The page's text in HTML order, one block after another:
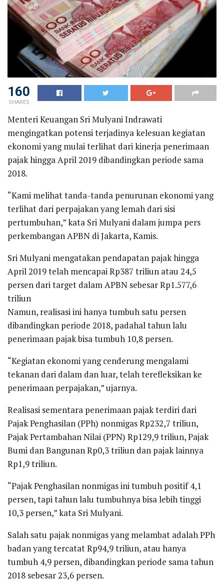
160
SHARES
Menteri Keuangan Sri Mulyani Indrawati
mengingatkan potensi terjadinya kelesuan kegiatan
ekonomi yang mulai terlihat dari kinerja penerimaan
pajak hingga April 2019 dibandingkan periode sama
2018.
“Kami melihat tanda-tanda penurunan ekonomi yang
terlihat dari perpajakan yang lemah dari sisi
pertumbuhan,” kata Sri Mulyani dalam jumpa pers
perkembangan APBN di Jakarta, Kamis.
Sri Mulyani mengatakan pendapatan pajak hingga
April 2019 telah mencapai Rp387 triliun atau 24,5
persen dari target dalam APBN sebesar Rp1.577,6
triliun
Namun, realisasi ini hanya tumbuh satu persen
dibandingkan periode 2018, padahal tahun lalu
penerimaan pajak bisa tumbuh 10,8 persen.
“Kegiatan ekonomi yang cenderung mengalami
tekanan dari dalam dan luar, telah terefleksikan ke
penerimaan perpajakan,” ujarnya.
Realisasi sementara penerimaan pajak terdiri dari
Pajak Penghasilan (PPh) nonmigas Rp232,7 triliun,
Pajak Pertambahan Nilai (PPN) Rp129,9 triliun, Pajak
Bumi dan Bangunan Rp0,3 triliun dan pajak lainnya
Rp1,9 triliun.
“Pajak Penghasilan nonmigas ini tumbuh positif 4,1
persen, tapi tahun lalu tumbuhnya bisa lebih tinggi
10,3 persen,” kata Sri Mulyani.
Salah satu pajak nonmigas yang melambat adalah PPh
badan yang tercatat Rp94,9 triliun, atau hanya
tumbuh 4,9 persen, dibandingkan periode sama tahun
2018 sebesar 23,6 persen.